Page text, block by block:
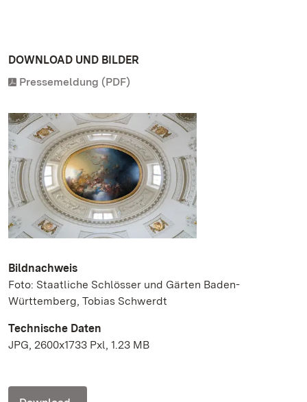
DOWNLOAD UND BILDER
Pressemeldung (PDF)
Bildnachweis
Foto: Staatliche Schlösser und Gärten Baden-
Württemberg, Tobias Schwerdt
Technische Daten
JPG, 2600x1733 Pxl, 1.23 MB